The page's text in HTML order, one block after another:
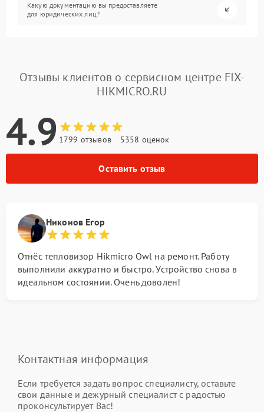
Какую документацию вы предоставляете
для юридических лиц?
Отзывы клиентов о сервисном центре FIX-
HIKMICRO.RU
4.9 1799 отзывов 5358 оценок
Оставить отзыв
Никонов Егор
Отнёс тепловизор Hikmicro Owl на ремонт. Работу
выполнили аккуратно и быстро. Устройство снова в
идеальном состоянии. Очень доволен!
Контактная информация
Если требуется задать вопрос специалисту, оставьте
свои данные и дежурный специалист с радостью
проконсультирует Вас!